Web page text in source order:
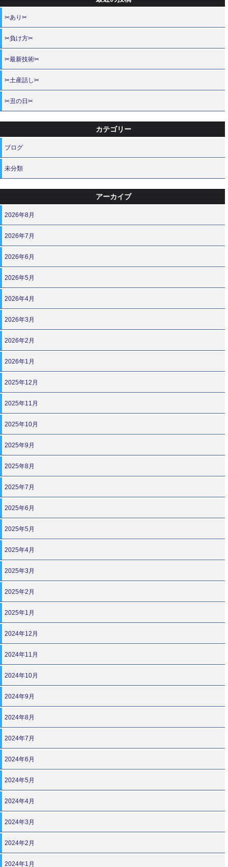
✂あり✂
✂負け方✂
✂最新技術✂
✂土産話し✂
✂丑の日✂
カテゴリー
ブログ
未分類
アーカイブ
2026年8月
2026年7月
2026年6月
2026年5月
2026年4月
2026年3月
2026年2月
2026年1月
2025年12月
2025年11月
2025年10月
2025年9月
2025年8月
2025年7月
2025年6月
2025年5月
2025年4月
2025年3月
2025年2月
2025年1月
2024年12月
2024年11月
2024年10月
2024年9月
2024年8月
2024年7月
2024年6月
2024年5月
2024年4月
2024年3月
2024年2月
2024年1月